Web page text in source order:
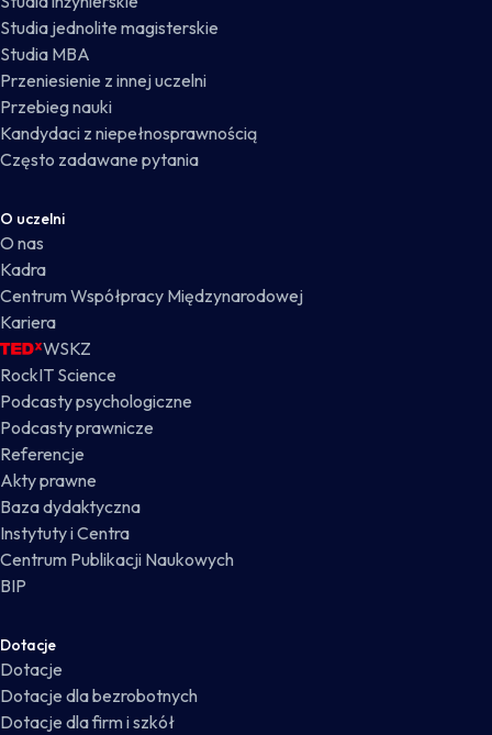
Studia jednolite magisterskie
Studia MBA
Przeniesienie z innej uczelni
Przebieg nauki
Kandydaci z niepełnosprawnością
Często zadawane pytania
O uczelni
O nas
Kadra
Centrum Współpracy Międzynarodowej
Kariera
WSKZ
RockIT Science
Podcasty psychologiczne
Podcasty prawnicze
Referencje
Akty prawne
Baza dydaktyczna
Instytuty i Centra
Centrum Publikacji Naukowych
BIP
Dotacje
Dotacje
Dotacje dla bezrobotnych
Dotacje dla firm i szkół